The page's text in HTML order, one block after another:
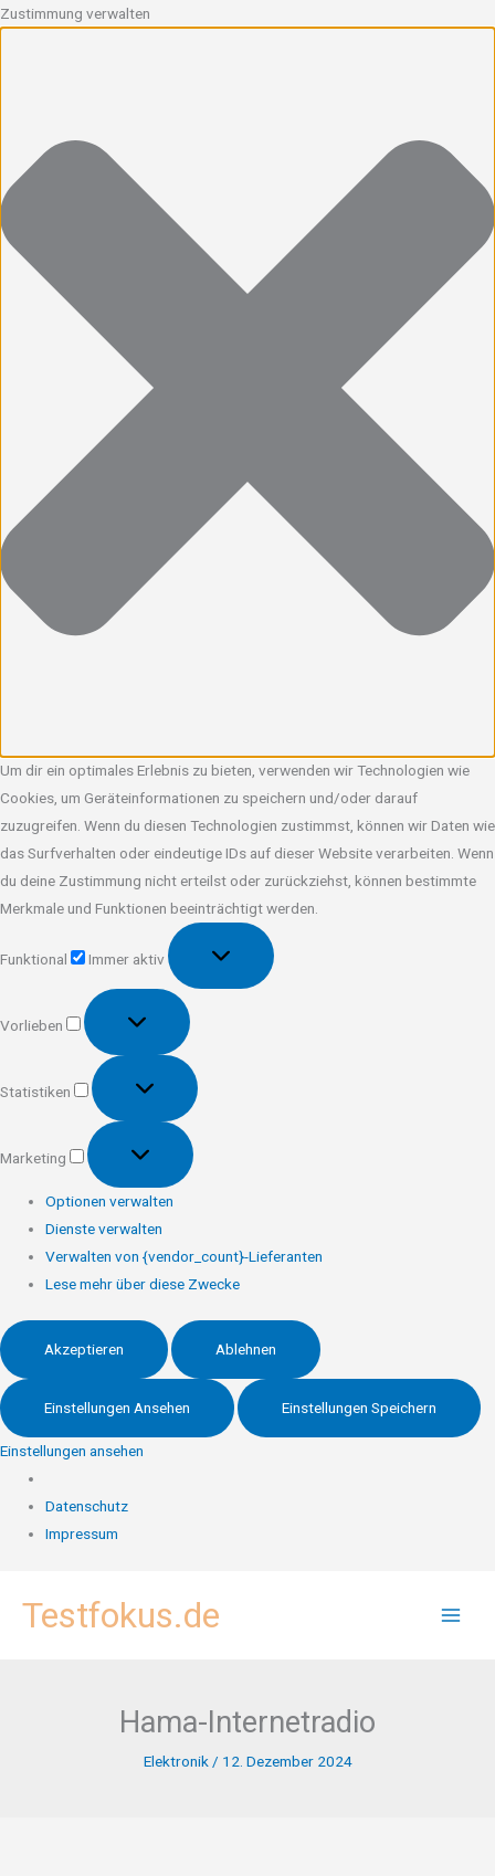
Zustimmung verwalten
Um dir ein optimales Erlebnis zu bieten, verwenden wir Technologien wie
Cookies, um Geräteinformationen zu speichern und/oder darauf
zuzugreifen. Wenn du diesen Technologien zustimmst, können wir Daten wie
das Surfverhalten oder eindeutige IDs auf dieser Website verarbeiten. Wenn
du deine Zustimmung nicht erteilst oder zurückziehst, können bestimmte
Merkmale und Funktionen beeinträchtigt werden.
Funktional
Immer aktiv
Vorlieben
Vorlieben
Statistiken
Statistiken
Marketing
Marketing
Optionen verwalten
Dienste verwalten
Verwalten von {vendor_count}-Lieferanten
Lese mehr über diese Zwecke
Akzeptieren Ablehnen
Einstellungen Ansehen Einstellungen Speichern
Einstellungen ansehen
Datenschutz
Impressum
InhaltTestfokus.de
Hama-Internetradio
Elektronik/ 12. Dezember 2024